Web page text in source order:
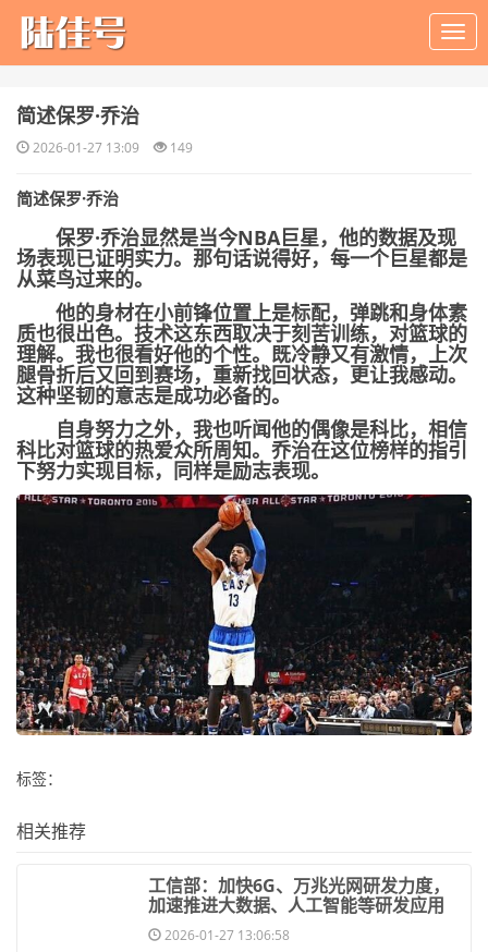
​简述保罗·乔治
2026-01-27 13:09 149
简述保罗·乔治
保罗·乔治显然是当今NBA巨星，他的数据及现
场表现已证明实力。那句话说得好，每一个巨星都是
从菜鸟过来的。
他的身材在小前锋位置上是标配，弹跳和身体素
质也很出色。技术这东西取决于刻苦训练，对篮球的
理解。我也很看好他的个性。既冷静又有激情，上次
腿骨折后又回到赛场，重新找回状态，更让我感动。
这种坚韧的意志是成功必备的。
自身努力之外，我也听闻他的偶像是科比，相信
科比对篮球的热爱众所周知。乔治在这位榜样的指引
下努力实现目标，同样是励志表现。
标签：
相关推荐
​工信部：加快6G、万兆光网研发力度，
加速推进大数据、人工智能等研发应用
2026-01-27 13:06:58